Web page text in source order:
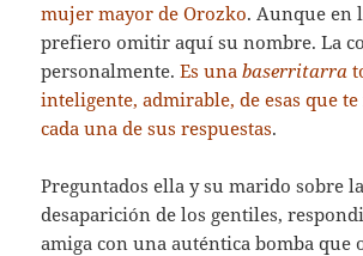
mujer mayor de Orozko. Aunque en
prefiero omitir aquí su nombre. La
personalmente.Es unabaserritarra
inteligente, admirable, de esas que
cada una de sus respuestas.
Preguntados ella y su marido sobre
desaparición de los gentiles,
amiga con una auténtica bomba que